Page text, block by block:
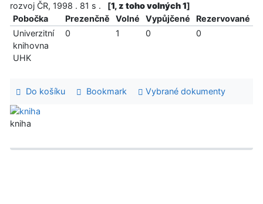
rozvoj ČR, 1998 . 81 s .
[1, z toho volných 1]
Pobočka
Prezenčně Volné Vypůjčené
Rezervované
Univerzitní
knihovna
UHK
0 1 0 0
Do košíku Bookmark Vybrané dokumenty
kniha